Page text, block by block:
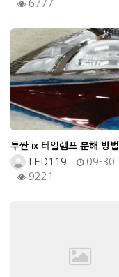
6777
투싼 ix 테일램프 분해 방법
LED119
09-30
9221